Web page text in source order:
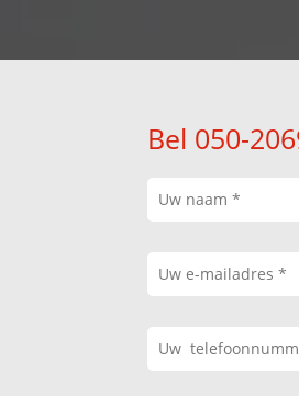
Bel 050-